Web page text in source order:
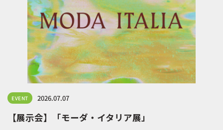
EVENT 2026.07.07
【展示会】「モーダ・イタリア展」